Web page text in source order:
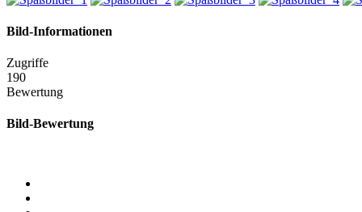
Bild-Informationen
Zugriffe
190
Bewertung
Bild-Bewertung